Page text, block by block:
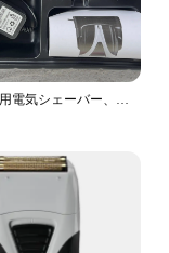
Andis-男性用電気シェーバー、ヘアクリーニングかみそり、dヘアクリップ用品、プロのリチウム電池プラス、オリジナル、17205